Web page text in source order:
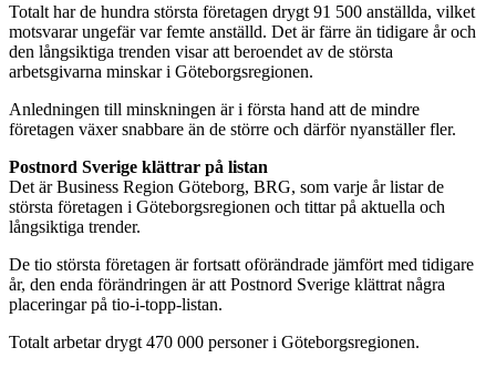
Totalt har de hundra största företagen drygt 91 500 anställda, vilket
motsvarar ungefär var femte anställd. Det är färre än tidigare år och
den långsiktiga trenden visar att beroendet av de största
arbetsgivarna minskar i Göteborgsregionen.
Anledningen till minskningen är i första hand att de mindre
företagen växer snabbare än de större och därför nyanställer fler.
Postnord Sverige klättrar på listan
Det är Business Region Göteborg, BRG, som varje år listar de
största företagen i Göteborgsregionen och tittar på aktuella och
långsiktiga trender.
De tio största företagen är fortsatt oförändrade jämfört med tidigare
år, den enda förändringen är att Postnord Sverige klättrat några
placeringar på tio-i-topp-listan.
Totalt arbetar drygt 470 000 personer i Göteborgsregionen.